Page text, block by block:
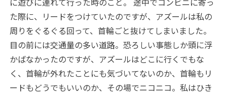
た際に、リードをつけていたのですが、アズールは私の
周りをぐるぐる回って、首輪ごと抜けてしまいました。
目の前には交通量の多い道路。恐ろしい事態しか頭に浮
かばなかったのですが、アズールはどこに行くでもな
く、首輪が外れたことにも気づいてないのか、首輪もリ
ードもどうでもいいのか、その場でニコニコ。私はひき